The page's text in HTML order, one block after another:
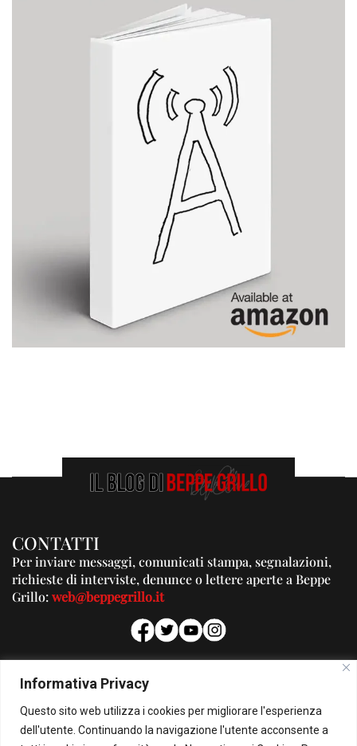
Informativa Privacy
Questo sito web utilizza i cookies per migliorare l'esperienza
dell'utente. Continuando la navigazione l'utente acconsente a
CONTATTI
Per inviare messaggi, comunicati stampa, segnalazioni,
richieste di interviste, denunce o lettere aperte a Beppe
Grillo:web@beppegrillo.it
PUBBLICITA'
Per la tua pubblicità su questo Blog:
pubblicita@beppegrillo.it